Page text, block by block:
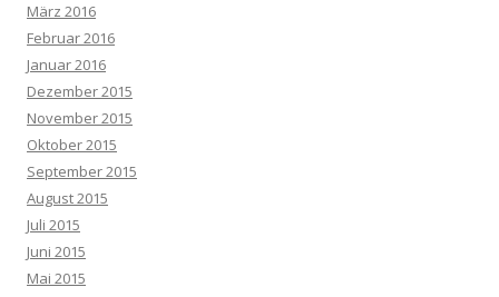
März 2016
Februar 2016
Januar 2016
Dezember 2015
November 2015
Oktober 2015
September 2015
August 2015
Juli 2015
Juni 2015
Mai 2015